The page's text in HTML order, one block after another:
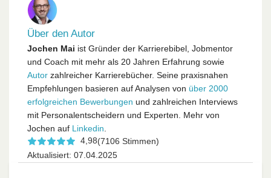
Über den Autor
Jochen Mai ist Gründer der Karrierebibel, Jobmentor
und Coach mit mehr als 20 Jahren Erfahrung sowie
Autor zahlreicher Karrierebücher. Seine praxisnahen
Empfehlungen basieren auf Analysen von über 2000
erfolgreichen Bewerbungen und zahlreichen Interviews
mit Personalentscheidern und Experten. Mehr von
Jochen auf Linkedin
4,98(7106 Stimmen)
Aktualisiert: 07.04.2025